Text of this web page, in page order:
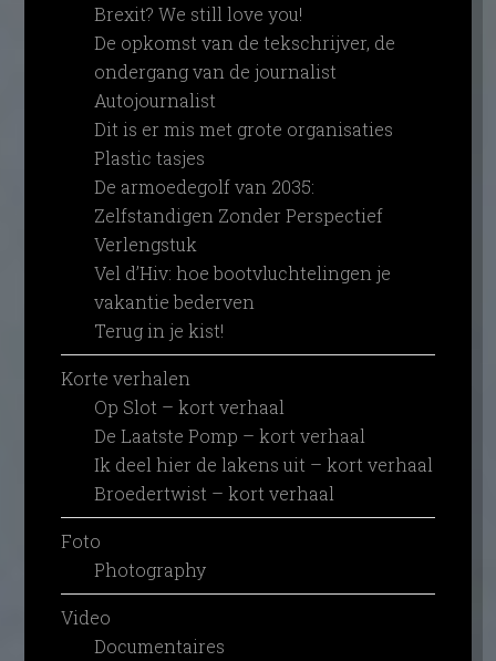
Brexit? We still love you!
De opkomst van de tekschrijver, de
ondergang van de journalist
Autojournalist
Dit is er mis met grote organisaties
Plastic tasjes
De armoedegolf van 2035:
Zelfstandigen Zonder Perspectief
Verlengstuk
Vel d’Hiv: hoe bootvluchtelingen je
vakantie bederven
Terug in je kist!
Korte verhalen
Op Slot – kort verhaal
De Laatste Pomp – kort verhaal
Ik deel hier de lakens uit – kort verhaal
Broedertwist – kort verhaal
Foto
Photography
Video
Documentaires